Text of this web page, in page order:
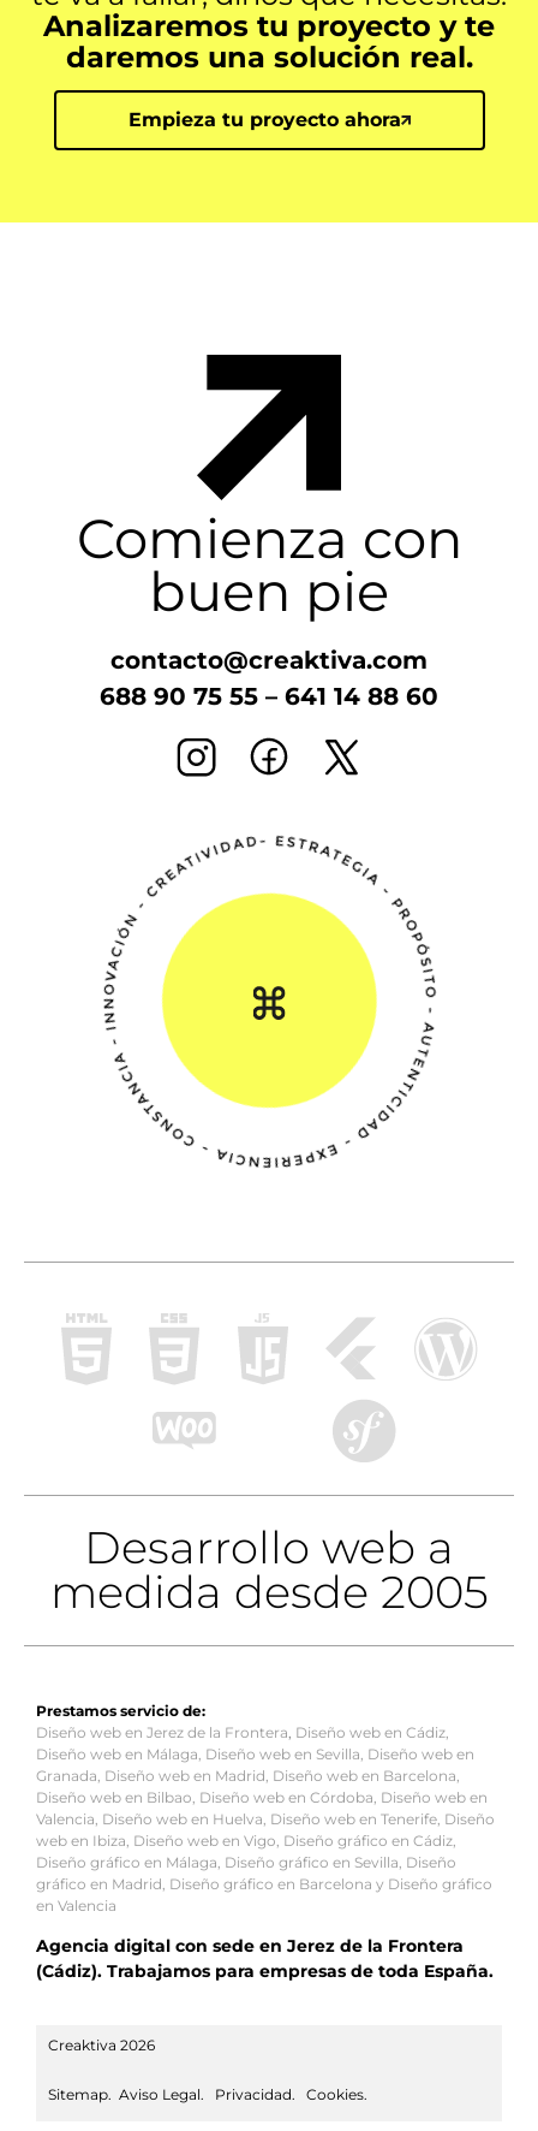
Analizaremos tu proyecto y te
daremos una solución real.
Empieza tu proyecto ahora
Comienza con
buen pie
contacto@creaktiva.com
688 90 75 55 – 641 14 88 60
Desarrollo web a
medida desde 2005
Prestamos servicio de:
Diseño web en Jerez de la Frontera Diseño web en Cádiz
Diseño web en Málaga Diseño web en Sevilla Diseño web en
Granada Diseño web en Madrid Diseño web en Barcelona
Diseño web en Bilbao Diseño web en Córdoba Diseño web en
Valencia Diseño web en Huelva Diseño web en Tenerife Diseño
web en Ibiza Diseño web en Vigo Diseño gráfico en Cádiz
Diseño gráfico en Málaga Diseño gráfico en Sevilla Diseño
gráfico en Madrid Diseño gráfico en Barcelona y Diseño gráfico
en Valencia
Agencia digital con sede en Jerez de la Frontera
(Cádiz). Trabajamos para empresas de toda España.
Creaktiva 2026
Sitemap. Aviso Legal. Privacidad. Cookies.